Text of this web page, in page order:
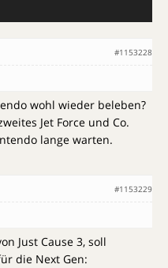
#1153228
wohl wieder beleben?
Jet Force und Co.
lange warten.
#1153229
Just Cause 3, soll
die Next Gen: